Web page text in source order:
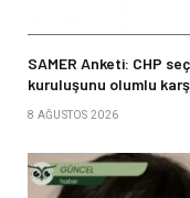
SAMER Anketi: CHP
kuruluşunu olumlu
8 AĞUSTOS 2026